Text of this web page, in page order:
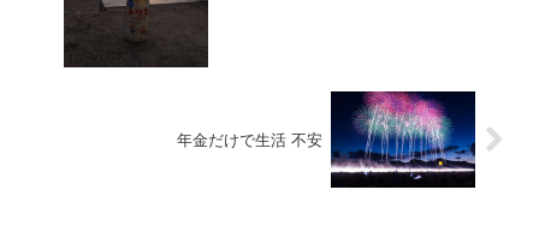
年金だけで生活 不安